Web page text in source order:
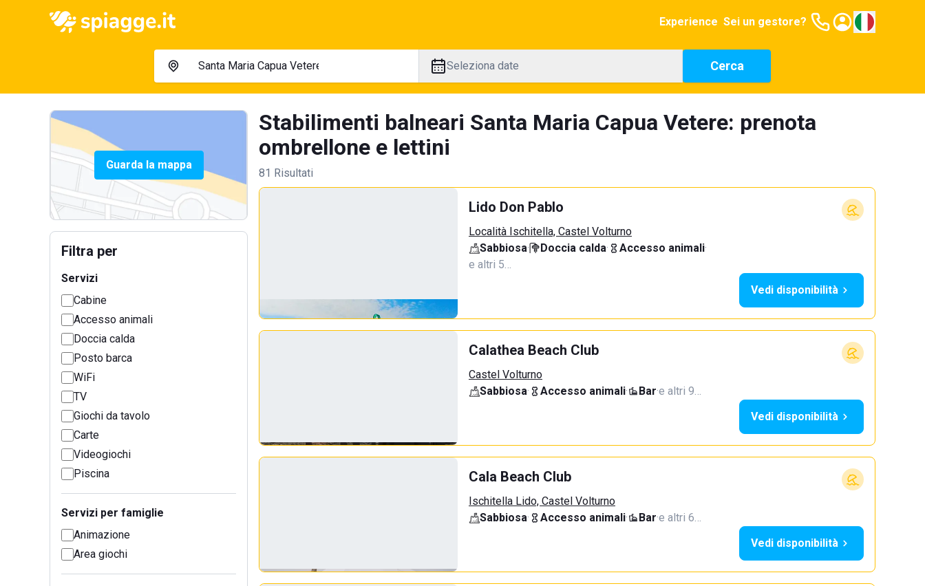
Experience Sei un gestore?
Seleziona date Cerca
Guarda la mappa
Filtra per
Servizi
Cabine
Accesso animali
Doccia calda
Posto barca
WiFi
TV
Giochi da tavolo
Carte
Videogiochi
Piscina
Servizi per famiglie
Animazione
Area giochi
Stabilimenti balneari Santa Maria Capua Vetere: prenota
ombrellone e lettini
81 Risultati
Lido Don Pablo
Località Ischitella, Castel Volturno
Sabbiosa· Doccia calda· Accesso animali·
e altri 5…
Vedi disponibilità
Calathea Beach Club
Castel Volturno
Sabbiosa· Accesso animali· Bar·e altri 9…
Vedi disponibilità
Cala Beach Club
Ischitella Lido, Castel Volturno
Sabbiosa· Accesso animali· Bar·e altri 6…
Vedi disponibilità